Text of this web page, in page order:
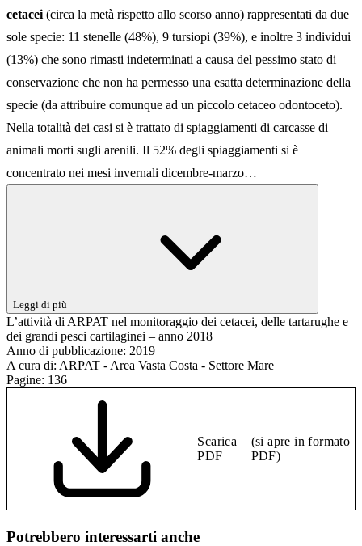
cetacei (circa la metà rispetto allo scorso anno) rappresentati da due
sole specie: 11 stenelle (48%), 9 tursiopi (39%), e inoltre 3 individui
(13%) che sono rimasti indeterminati a causa del pessimo stato di
conservazione che non ha permesso una esatta determinazione della
specie (da attribuire comunque ad un piccolo cetaceo odontoceto).
Nella totalità dei casi si è trattato di spiaggiamenti di carcasse di
animali morti sugli arenili. Il 52% degli spiaggiamenti si è
concentrato nei mesi invernali dicembre-marzo…
Leggi di più
L’attività di ARPAT nel monitoraggio dei cetacei, delle tartarughe e
dei grandi pesci cartilaginei – anno 2018
Anno di pubblicazione: 2019
A cura di: ARPAT - Area Vasta Costa - Settore Mare
Pagine: 136
Scarica
PDF
(si apre in formato
PDF)
Potrebbero interessarti anche